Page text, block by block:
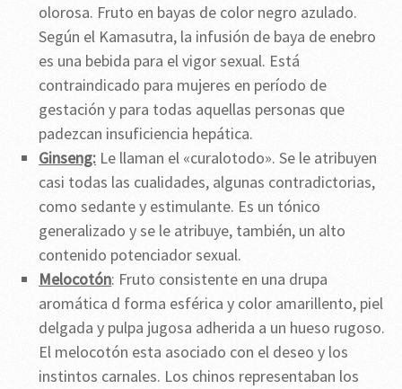
olorosa. Fruto en bayas de color negro azulado.
Según el Kamasutra, la infusión de baya de enebro
es una bebida para el vigor sexual. Está
contraindicado para mujeres en período de
gestación y para todas aquellas personas que
padezcan insuficiencia hepática.
Ginseng: Le llaman el «curalotodo». Se le atribuyen
casi todas las cualidades, algunas contradictorias,
como sedante y estimulante. Es un tónico
generalizado y se le atribuye, también, un alto
contenido potenciador sexual.
Melocotón: Fruto consistente en una drupa
aromática d forma esférica y color amarillento, piel
delgada y pulpa jugosa adherida a un hueso rugoso.
El melocotón esta asociado con el deseo y los
instintos carnales. Los chinos representaban los